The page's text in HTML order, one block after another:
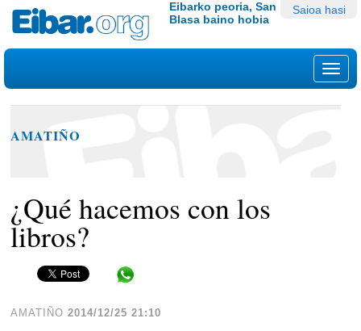
Edukira
salto
|
egin
nabigazioara
Tresna
pertsonalak
Saioa hasi
Eibarko peoria, San
Blasa baino hobia
AMATIÑO
¿Qué hacemos con los
libros?
AMATIÑO 2014/12/25 21:10